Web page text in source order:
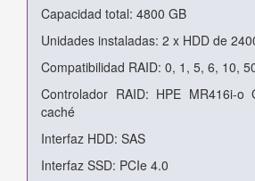
Capacidad total: 4800 GB
Unidades instaladas: 2 x HDD de
Compatibilidad RAID: 0, 1, 5, 6, 10,
Controlador RAID: HPE MR416i-
caché
Interfaz HDD: SAS
Interfaz SSD: PCIe 4.0